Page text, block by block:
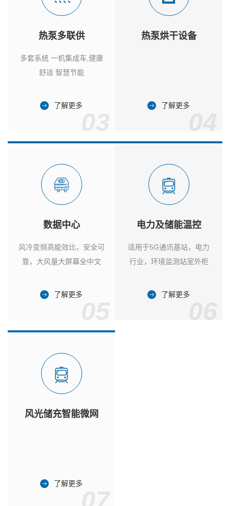
热泵多联供
多套系统 一机集成车,健康
舒适 智慧节能
了解更多
热泵烘干设备
了解更多
数据中心
风冷变频高能效比，安全可
靠，大风量大屏幕全中文
了解更多
电力及储能温控
适用于5G通讯基站，电力
行业，环境监测站室外柜
了解更多
风光储充智能微网
了解更多